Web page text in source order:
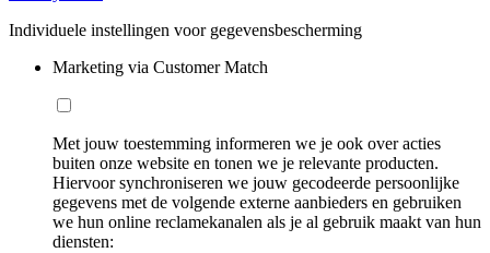
Individuele instellingen voor gegevensbescherming
Marketing via Customer Match
Met jouw toestemming informeren we je ook over acties
buiten onze website en tonen we je relevante producten.
Hiervoor synchroniseren we jouw gecodeerde persoonlijke
gegevens met de volgende externe aanbieders en gebruiken
we hun online reclamekanalen als je al gebruik maakt van hun
diensten: